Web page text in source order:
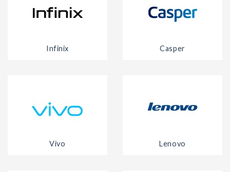
Infinix Casper
Vivo Lenovo